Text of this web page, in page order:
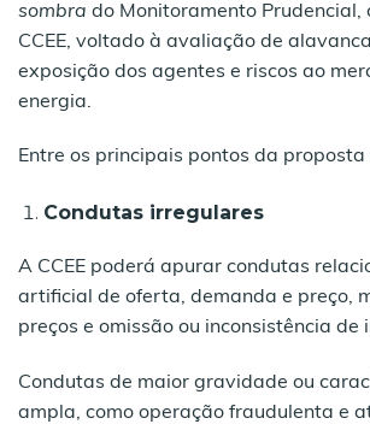
sombra do Monitoramento Prudencial,
CCEE, voltado à avaliação de
exposição dos agentes e riscos ao
energia.
Entre os principais pontos da proposta
Condutas irregulares
A CCEE poderá apurar condutas
artificial de oferta, demanda e preço,
preços e omissão ou inconsistência de
Condutas de maior gravidade ou
ampla, como operação fraudulenta e